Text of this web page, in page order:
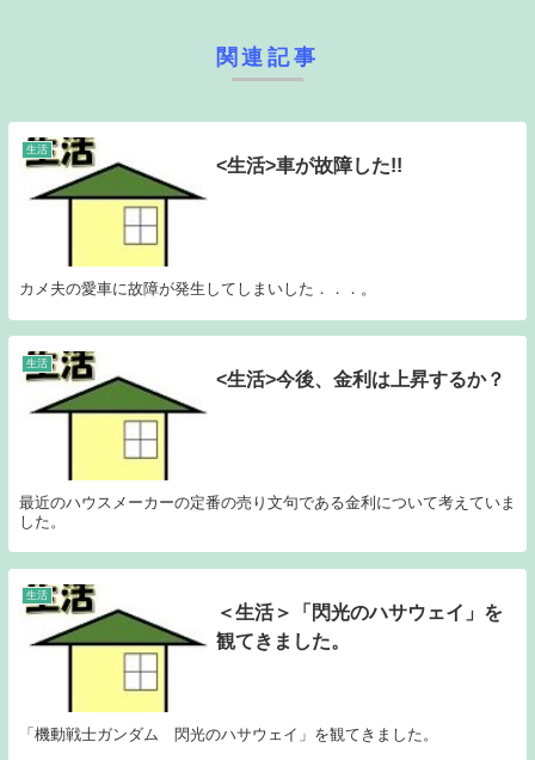
関連記事
生活
<生活>車が故障した!!
カメ夫の愛車に故障が発生してしまいした．．．。
生活
<生活>今後、金利は上昇するか？
最近のハウスメーカーの定番の売り文句である金利について考えていま
した。
生活
＜生活＞「閃光のハサウェイ」を
観てきました。
「機動戦士ガンダム 閃光のハサウェイ」を観てきました。